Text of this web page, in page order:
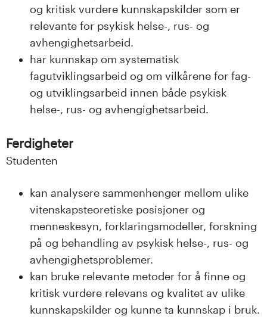
og kritisk vurdere kunnskapskilder som er
relevante for psykisk helse-, rus- og
avhengighetsarbeid.
har kunnskap om systematisk
fagutviklingsarbeid og om vilkårene for fag-
og utviklingsarbeid innen både psykisk
helse-, rus- og avhengighetsarbeid.
Ferdigheter
Studenten
kan analysere sammenhenger mellom ulike
vitenskapsteoretiske posisjoner og
menneskesyn, forklaringsmodeller, forskning
på og behandling av psykisk helse-, rus- og
avhengighetsproblemer.
kan bruke relevante metoder for å finne og
kritisk vurdere relevans og kvalitet av ulike
kunnskapskilder og kunne ta kunnskap i bruk.